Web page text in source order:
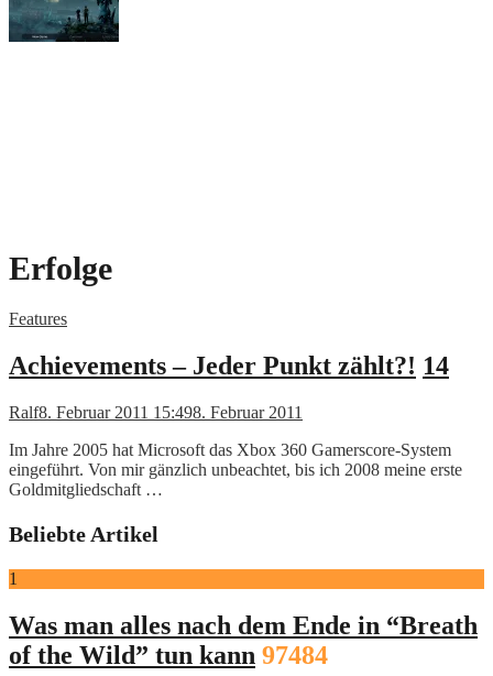
Erfolge
Features
Achievements – Jeder Punkt zählt?! 14
Ralf8. Februar 2011 15:498. Februar 2011
Im Jahre 2005 hat Microsoft das Xbox 360 Gamerscore-System
eingeführt. Von mir gänzlich unbeachtet, bis ich 2008 meine erste
Goldmitgliedschaft …
Beliebte Artikel
1
Was man alles nach dem Ende in “Breath
of the Wild” tun kann 97484